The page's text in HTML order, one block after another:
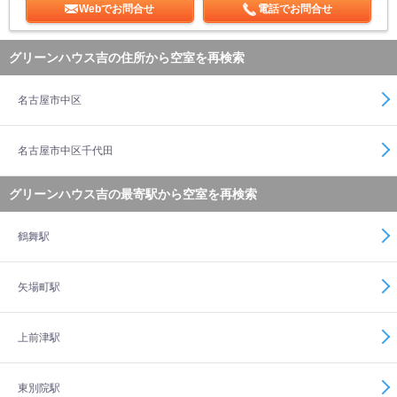
Webでお問合せ 電話でお問合せ
グリーンハウス吉の住所から空室を再検索
名古屋市中区
名古屋市中区千代田
グリーンハウス吉の最寄駅から空室を再検索
鶴舞駅
矢場町駅
上前津駅
東別院駅